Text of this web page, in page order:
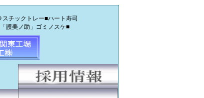
チックトレー■ハート寿司
護美ノ助」ゴミノスケ■